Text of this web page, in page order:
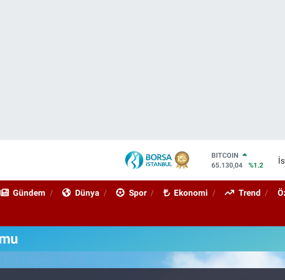
BITCOIN
65.130,04
%1.2
EURO
BİST100
Gündem Dünya Spor Ekonomi Trend